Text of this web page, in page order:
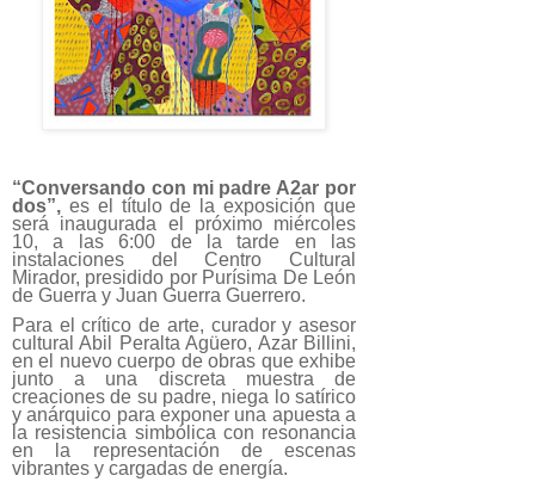
“Conversando con mi padre A2ar por
dos”, es el título de la exposición que
será inaugurada el próximo miércoles
10, a las 6:00 de la tarde en las
instalaciones del Centro Cultural
Mirador, presidido por Purísima De León
de Guerra y Juan Guerra Guerrero.
Para el crítico de arte, curador y asesor
cultural Abil Peralta Agüero, Azar Billini,
en el nuevo cuerpo de obras que exhibe
junto a una discreta muestra de
creaciones de su padre, niega lo satírico
y anárquico para exponer una apuesta a
la resistencia simbólica con resonancia
en la representación de escenas
vibrantes y cargadas de energía.